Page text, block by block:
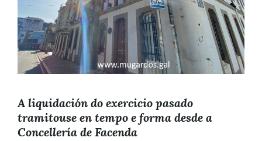
A liquidación do exercicio pasado
tramitouse en tempo e forma desde a
Concellería de Facenda